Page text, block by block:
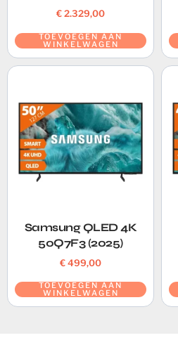
€2.329,00
TOEVOEGEN AAN
WINKELWAGEN
Samsung QLED 4K
50Q7F3 (2025)
€499,00
TOEVOEGEN AAN
WINKELWAGEN